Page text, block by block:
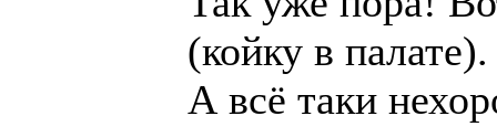
(койку в палате).
А всё таки